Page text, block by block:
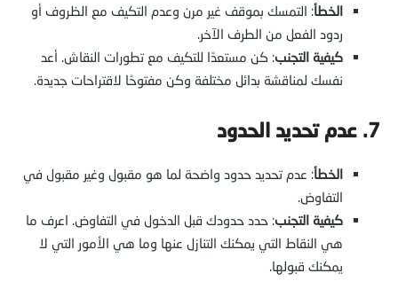
الخطأ: التمسك بموقف غير مرن وعدم التكيف مع الظروف أو
ردود الفعل من الطرف الآخر.
كيفية التجنب: كن مستعدًا للتكيف مع تطورات النقاش. أعد
نفسك لمناقشة بدائل مختلفة وكن مفتوحًا لاقتراحات جديدة.
7. عدم تحديد الحدود
الخطأ: عدم تحديد حدود واضحة لما هو مقبول وغير مقبول في
التفاوض.
كيفية التجنب: حدد حدودك قبل الدخول في التفاوض. اعرف ما
هي النقاط التي يمكنك التنازل عنها وما هي الأمور التي لا
يمكنك قبولها.